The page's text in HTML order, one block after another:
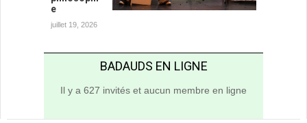
e
juillet 19, 2026
BADAUDS EN LIGNE
Il y a 627 invités et aucun membre en ligne